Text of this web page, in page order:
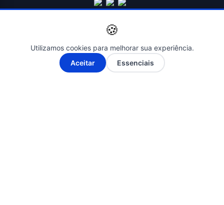
A- A+
🍪
Utilizamos cookies para melhorar sua experiência.
Aceitar
Essenciais